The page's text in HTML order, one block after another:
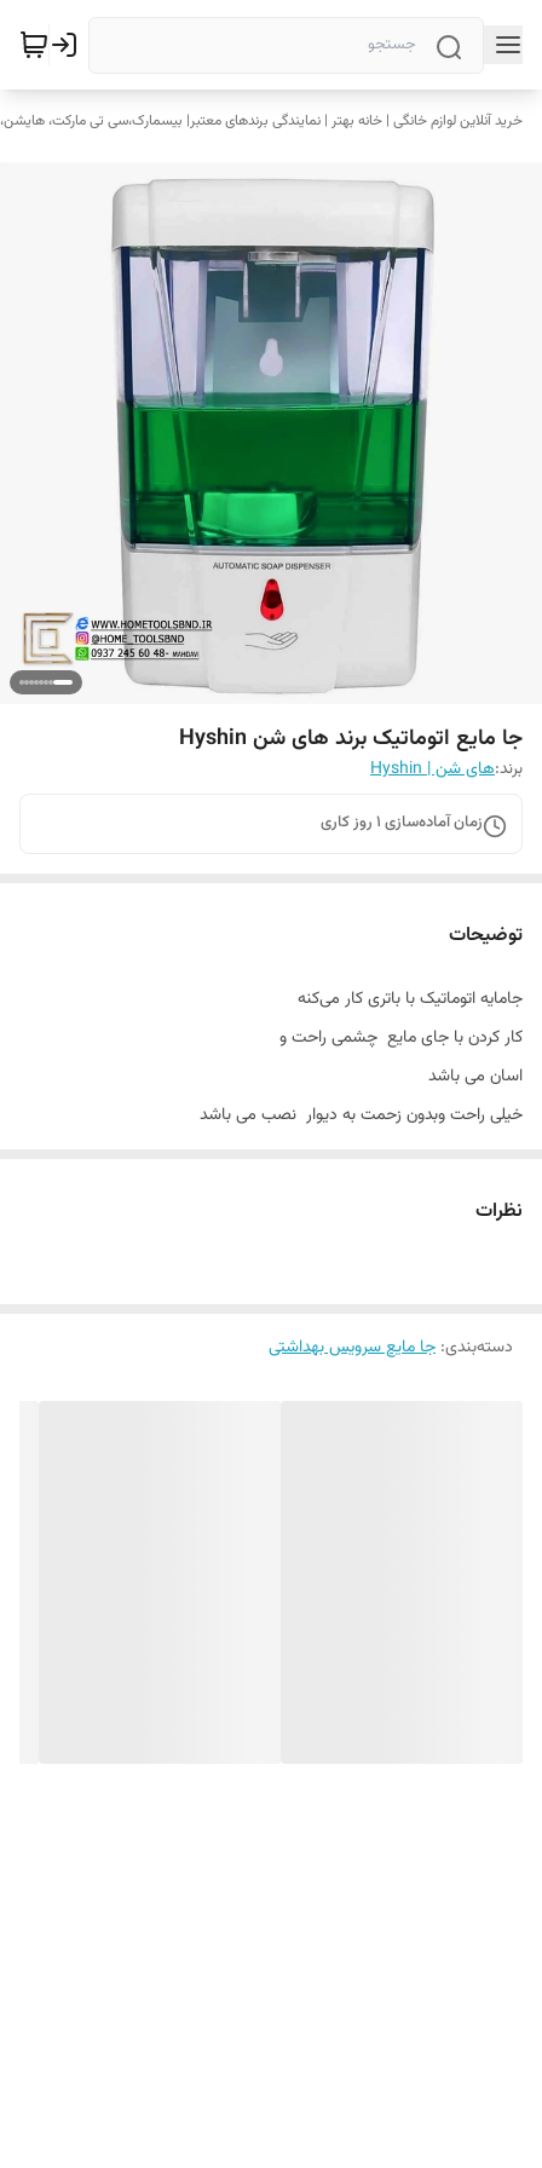
خرید آنلاین لوازم خانگی | خانه بهتر | نمایندگی برندهای معتبر| بیسمارک،سی تی مارکت،
جا مایع اتوماتیک برند های شن Hyshin
برند:های شن | Hyshin
زمان آماده‌سازی 1 روز کاری
توضیحات
جامایه اتوماتیک با باتری کار می‌کنه
کار کردن با جای مایع چشمی راحت و‌
اسان می باشد
خیلی راحت و‌بدون زحمت به دیوار نصب می باشد
نظرات
دسته‌بندی: جا مایع سرویس بهداشتی